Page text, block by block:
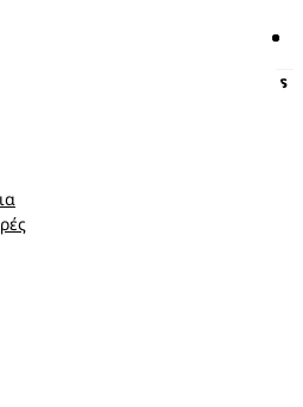
Περισσότερα από τα Pampers